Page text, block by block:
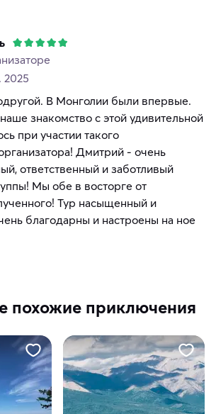
2025
В Монголии были впервые.
знакомство с этой удивительной
при участии такого
Дмитрий - очень
ответственный и заботливый
Мы обе в восторге от
Тур насыщенный и
благодарны и настроены на ное
похожие приключения